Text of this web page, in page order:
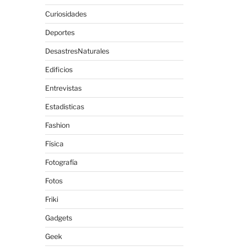
Curiosidades
Deportes
DesastresNaturales
Edificios
Entrevistas
Estadisticas
Fashion
Física
Fotografía
Fotos
Friki
Gadgets
Geek